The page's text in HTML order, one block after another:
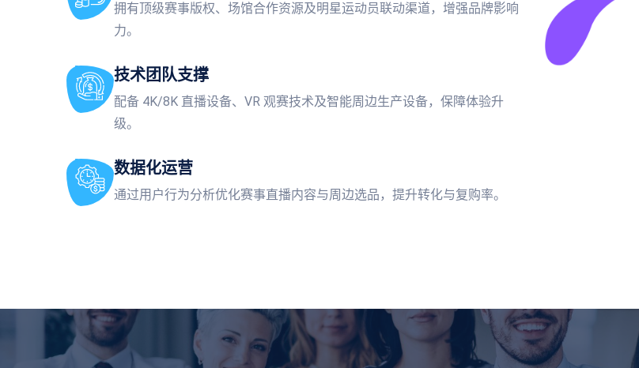
拥有顶级赛事版权、场馆合作资源及明星运动员联动渠道，增强品牌影响
力。
技术团队支撑
配备 4K/8K 直播设备、VR 观赛技术及智能周边生产设备，保障体验升
级。
数据化运营
通过用户行为分析优化赛事直播内容与周边选品，提升转化与复购率。